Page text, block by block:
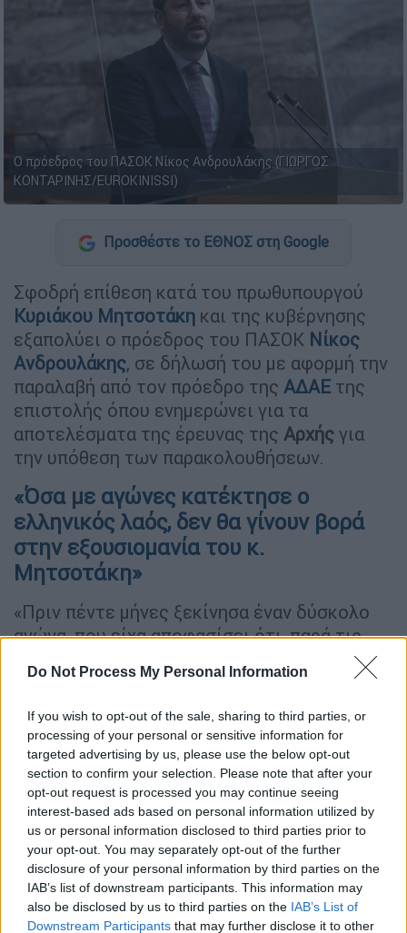
Do Not Process My Personal Information
If you wish to opt-out of the sale, sharing to third parties, or
processing of your personal or sensitive information for
targeted advertising by us, please use the below opt-out
section to confirm your selection. Please note that after your
opt-out request is processed you may continue seeing
interest-based ads based on personal information utilized by
us or personal information disclosed to third parties prior to
your opt-out. You may separately opt-out of the further
disclosure of your personal information by third parties on the
IAB’s list of downstream participants. This information may
also be disclosed by us to third parties on the IAB’s List of
Downstream Participants that may further disclose it to other
Ο πρόεδρος του ΠΑΣΟΚ Νίκος Ανδρουλάκης (ΓΙΩΡΓΟΣ
ΚΟΝΤΑΡΙΝΗΣ/EUROKINISSI)
Προσθέστε το ΕΘΝΟΣ στη Google
Σφοδρή επίθεση κατά του πρωθυπουργού
Κυριάκου Μητσοτάκη και της κυβέρνησης
εξαπολύει ο πρόεδρος του ΠΑΣΟΚ Νίκος
Ανδρουλάκης, σε δήλωσή του με αφορμή την
παραλαβή από τον πρόεδρο της ΑΔΑΕ της
επιστολής όπου ενημερώνει για τα
αποτελέσματα της έρευνας της Αρχής για
την υπόθεση των παρακολουθήσεων.
«Όσα με αγώνες κατέκτησε ο
ελληνικός λαός, δεν θα γίνουν βορά
στην εξουσιομανία του κ.
Μητσοτάκη»
«Πριν πέντε μήνες ξεκίνησα έναν δύσκολο
αγώνα, που είχα αποφασίσει ότι, παρά τις
επιθέσεις, θα ήταν απολύτως θεσμικός.
Προσέφυγα στη Δικαιοσύνη, τις
Ανεξάρτητες Αρχές και το Ευρωπαϊκό
Δικαστήριο Ανθρωπίνων Δικαιωμάτων, με
μοναδικό στόχο να αποκαλυφθεί η αλήθεια
και να αποκατασταθεί το κύρος των θεσμών,
που κακοποίησε βάναυσα η παρέα του
Μαξίμου», σημειώνει αρχικά σε πολύ
υψηλούς τόνους οκ. Ανδρουλάκηςκαι
συνεχίζει: